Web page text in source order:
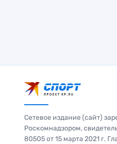
Сетевое издание (сайт)
Роскомнадзором,
80505 от 15 марта 2021 г.